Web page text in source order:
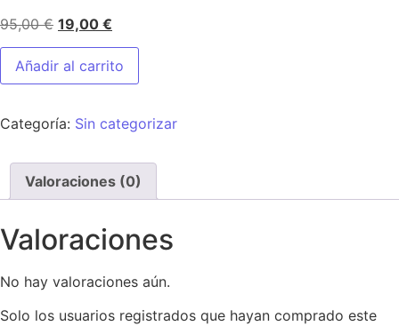
95,00€ 19,00 €
Añadir al carrito
Categoría: Sin categorizar
Valoraciones (0)
Valoraciones
No hay valoraciones aún.
Solo los usuarios registrados que hayan comprado este